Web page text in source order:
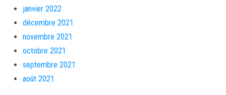
janvier 2022
décembre 2021
novembre 2021
octobre 2021
septembre 2021
août 2021